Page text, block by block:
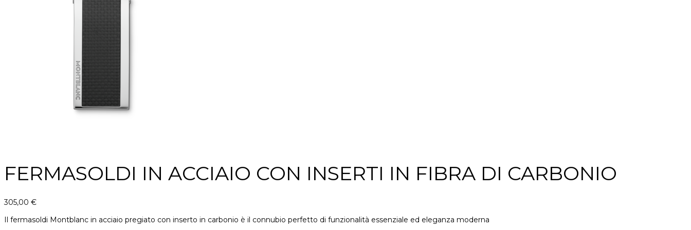
FERMASOLDI IN ACCIAIO CON INSERTI IN FIBRA DI CARBONIO
305,00 €
Il fermasoldi Montblanc in acciaio pregiato con inserto in carbonio è il connubio perfetto di funzionalità essenziale ed eleganza moderna